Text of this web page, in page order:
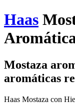
Haas
Mostaza
aromáticas
Haas Mostaza con